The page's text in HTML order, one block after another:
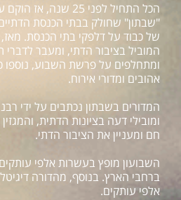
הכל התחיל לפני 25
"שבתון" שחולק בבתי הכנסת
של כבוד על דלפקי בתי הכנסת. מאז,
המוביל בציבור הדתי, ומעבר לדברי
ומתחלפים על פרשת השבוע, נוספו
אהובים ומדורי אירוח.
המדורים בשבתון נכתבים על ידי
ומובילי דעה בציונות הדתית,
חם ומעניין את הציבור הדתי.
ברחבי הארץ. בנוסף, מהדורה
אלפי עותקים.